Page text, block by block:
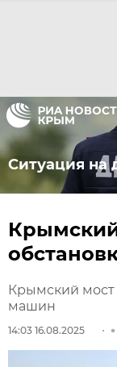
Ситуация на
Крымский мост
машин
14:03 16.08.2025